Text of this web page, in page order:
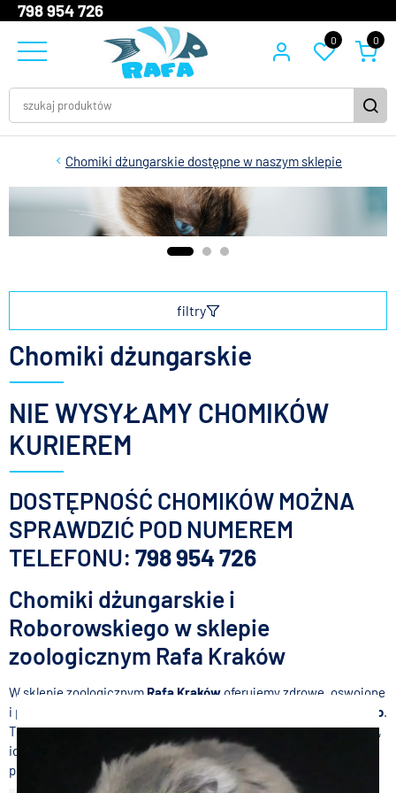
798 954 726
0 0
Chomiki dżungarskie dostępne w naszym sklepie
filtry
Chomiki dżungarskie
NIE WYSYŁAMY CHOMIKÓW
KURIEREM
DOSTĘPNOŚĆ CHOMIKÓW MOŻNA
SPRAWDZIĆ POD NUMEREM
TELEFONU: 798 954 726
Chomiki dżungarskie i
Roborowskiego w sklepie
zoologicznym Rafa Kraków
W sklepie zoologicznym Rafa Kraków oferujemy zdrowe, oswojone
i pełne energii
chomiki Roborowskiego.
To jedne z najpopularniejszych gatunków chomików karłowatych,
idealnych dla osób szukających niewielkiego, sympatycznego
pupila.